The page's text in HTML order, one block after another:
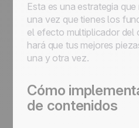
Esta es una estrategia
una vez que tienes los
el efecto multiplicador del
hará que tus mejores
una y otra vez.
Cómo
de contenidos